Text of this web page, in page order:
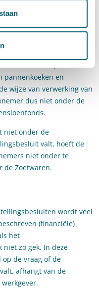
bestaande uit
in een pan of op een
dat ook de wijze van
pannenkoeken en
wijze van verwerking van
dus niet onder de
niet onder de
valt, hoeft de
niet onder te
de Zoetwaren.
wordt veel
(financiële)
het
zo gek. In deze
de vraag of de
afhangt van de